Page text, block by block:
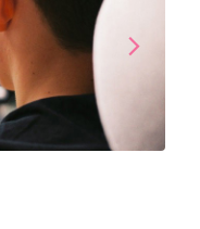
arrow_forward_iosNext